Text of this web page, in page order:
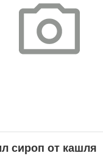
сироп от кашля